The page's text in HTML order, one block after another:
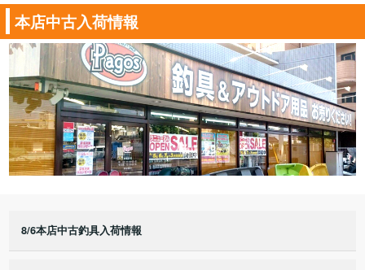
本店中古入荷情報
8/6本店中古釣具入荷情報